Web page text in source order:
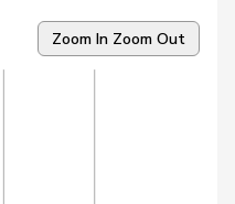
SP
LU
Zoom In Zoom Out